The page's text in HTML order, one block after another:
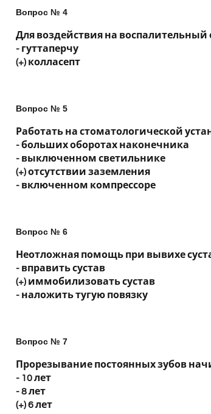
Вопрос № 4
Для воздействия на воспалительный
- гуттаперчу
(+) колласепт
Вопрос № 5
Работать на стоматологической
- больших оборотах наконечника
- выключенном светильнике
(+) отсутствии заземления
- включенном компрессоре
Вопрос № 6
Неотложная помощь при вывихе
- вправить сустав
(+) иммобилизовать сустав
- наложить тугую повязку
Вопрос № 7
Прорезывание постоянных зубов
- 10 лет
- 8 лет
(+) 6 лет